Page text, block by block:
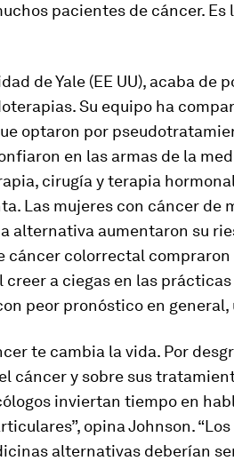
pacientes de cáncer. Es
de Yale (EE UU), acaba de
Su equipo ha
optaron por
en las armas de la
cirugía y terapia
Las mujeres con cáncer de
alternativa aumentaron su
cáncer colorrectal compraron
a ciegas en las prácticas
peor pronóstico en general,
te cambia la vida. Por
cáncer y sobre sus
inviertan tiempo en
opina Johnson.
alternativas deberían